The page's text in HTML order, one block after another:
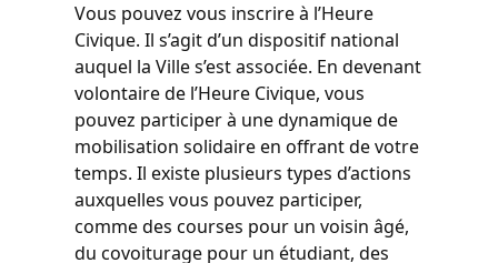
Vous pouvez vous inscrire à l’Heure
Civique. Il s’agit d’un dispositif national
auquel la Ville s’est associée. En devenant
volontaire de l’Heure Civique, vous
pouvez participer à une dynamique de
mobilisation solidaire en offrant de votre
temps. Il existe plusieurs types d’actions
auxquelles vous pouvez participer,
comme des courses pour un voisin âgé,
du covoiturage pour un étudiant, des